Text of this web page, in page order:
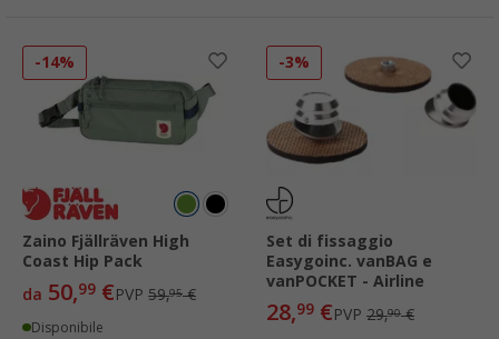
-14%
Zaino Fjällräven High
Coast Hip Pack
da 50,99 €PVP 59,95€
Disponibile
-3%
Set di fissaggio
Easygoinc. vanBAG e
vanPOCKET - Airline
28,99 €PVP 29,90€